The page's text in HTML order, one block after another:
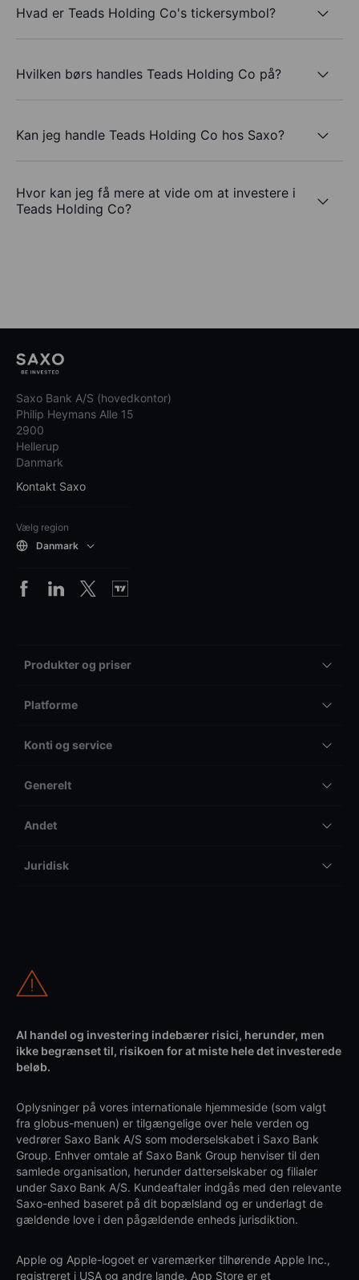
Hvad er Teads Holding Co's tickersymbol?
Hvilken børs handles Teads Holding Co på?
Kan jeg handle Teads Holding Co hos Saxo?
Hvor kan jeg få mere at vide om at investere i
Teads Holding Co?
Saxo Bank A/S (hovedkontor)
Philip Heymans Alle 15
2900
Hellerup
Danmark
Kontakt Saxo
Vælg region
Danmark
Produkter og priser
Platforme
Konti og service
Generelt
Andet
Juridisk
Al handel og investering indebærer risici, herunder, men
ikke begrænset til, risikoen for at miste hele det investerede
beløb.
Oplysninger på vores internationale hjemmeside (som valgt
fra globus-menuen) er tilgængelige over hele verden og
vedrører Saxo Bank A/S som moderselskabet i Saxo Bank
Group. Enhver omtale af Saxo Bank Group henviser til den
samlede organisation, herunder datterselskaber og filialer
under Saxo Bank A/S. Kundeaftaler indgås med den relevante
Saxo-enhed baseret på dit bopælsland og er underlagt de
gældende love i den pågældende enheds jurisdiktion.
Apple og Apple-logoet er varemærker tilhørende Apple Inc.,
registreret i USA og andre lande. App Store er et